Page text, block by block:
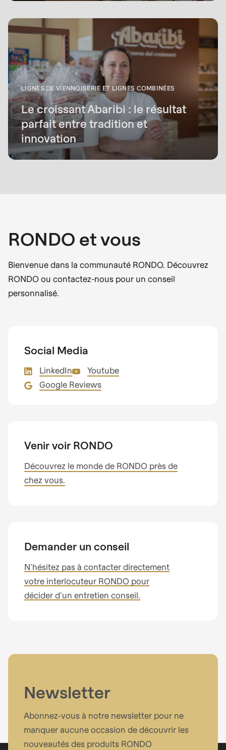
LIGNES DE VIENNOISERIE ET LIGNES COMBINÉES
Le croissant Abaribi : le résultat
parfait entre tradition et
innovation
RONDO et vous
Bienvenue dans la communauté RONDO. Découvrez
RONDO ou contactez-nous pour un conseil
personnalisé.
Social Media
LinkedIn
Youtube
Google Reviews
Venir voir RONDO
Découvrez le monde de RONDO près de
chez vous.
Demander un conseil
N’hésitez pas à contacter directement
votre interlocuteur RONDO pour
décider d’un entretien conseil.
Newsletter
Abonnez-vous à notre newsletter pour ne
manquer aucune occasion de découvrir les
nouveautés des produits RONDO